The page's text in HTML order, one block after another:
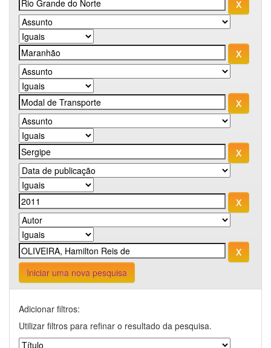
Iniciar uma nova pesquisa
Adicionar filtros:
Utilizar filtros para refinar o resultado da pesquisa.